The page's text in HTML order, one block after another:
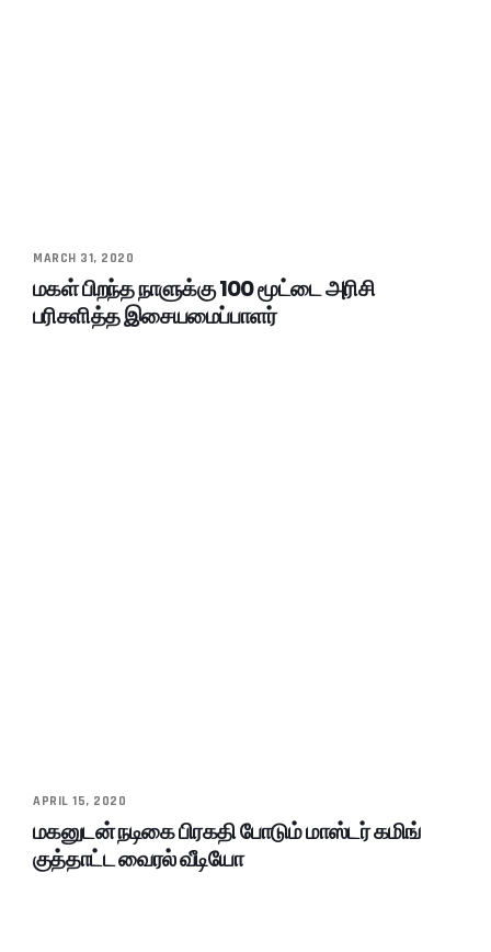
MARCH 31, 2020
மகள் பிறந்த நாளுக்கு 100 மூட்டை அரிசி
பரிசளித்த இசையமைப்பாளர்
APRIL 15, 2020
மகனுடன் நடிகை பிரகதி போடும் மாஸ்டர் கமிங்
குத்தாட்ட வைரல் வீடியோ